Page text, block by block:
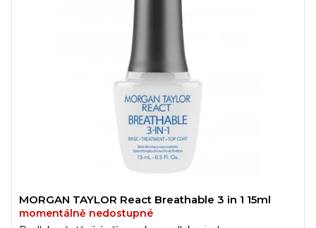
MORGAN TAYLOR React Breathable 3 in 1 15ml
momentálně nedostupné